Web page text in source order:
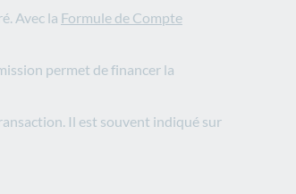
Avec la Formule de Compte
permet de financer la
Il est souvent indiqué sur